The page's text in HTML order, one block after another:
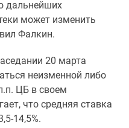
дальнейших
может изменить
Фалкин.
20 марта
неизменной либо
ЦБ в своем
что средняя ставка
14,5%.